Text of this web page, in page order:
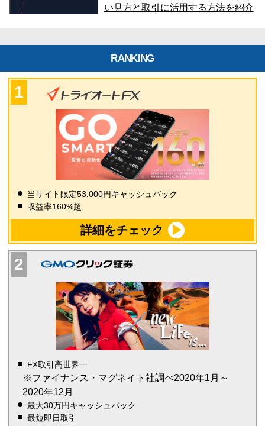
い見方と取引に活用する方法を紹介
RANKING
当サイト限定53,000円キャッシュバック
収益率160%超
詳細をチェック
FX取引高世界一
※ファイナンス・マグネイト社調べ2020年1月～
2020年12月
最大30万円キャッシュバック
最短即日取引